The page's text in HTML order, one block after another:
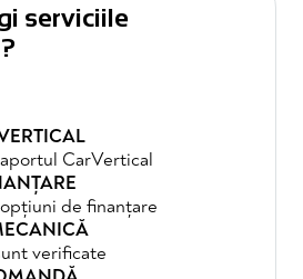
serviciile
CarVertical
de finanțare
verificate